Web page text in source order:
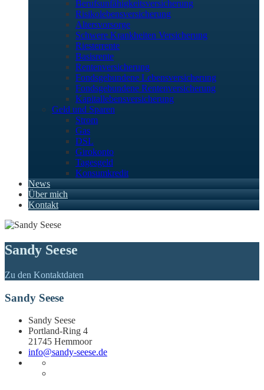
Berufs­unfähigkeitsversicherung
Risikolebensversicherung
Altersvorsorge
Schwere Krankheiten Versicherung
Riesterrente
Basisrente
Rentenversicherung
Fondsgebundene Lebensversicherung
Fondsgebundene Rentenversicherung
Kapitallebensversicherung
Geld und Sparen
Strom
Gas
DSL
Girokonto
Tagesgeld
Konsumkredit
News
Über mich
Kontakt
Sandy Seese
Zu den Kontaktdaten
Sandy Seese
Sandy Seese
Portland-Ring 4
21745 Hemmoor
info@sandy-seese.de